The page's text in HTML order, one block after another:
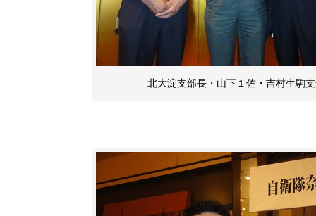
北大淀支部長・山下１佐・吉村生駒